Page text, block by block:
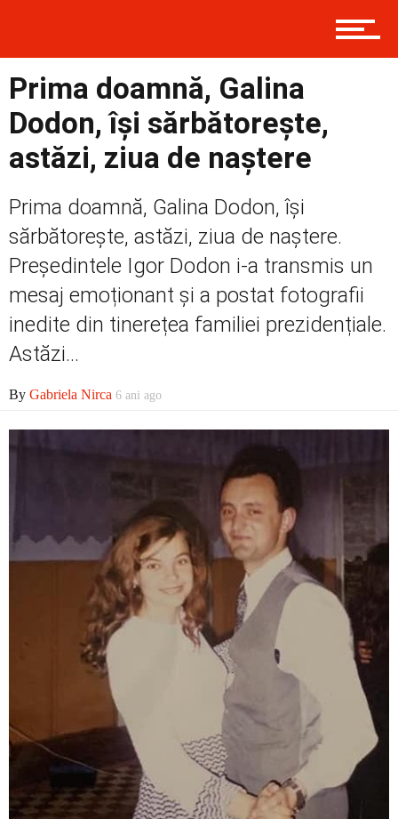
Politică
Externe
Social
Prima doamnă, Galina
Dodon, își sărbătorește,
astăzi, ziua de naștere
Prima doamnă, Galina Dodon, își
sărbătorește, astăzi, ziua de naștere.
Președintele Igor Dodon i-a transmis un
mesaj emoționant și a postat fotografii
inedite din tinerețea familiei prezidențiale.
Astăzi...
By Gabriela Nirca 6 ani ago